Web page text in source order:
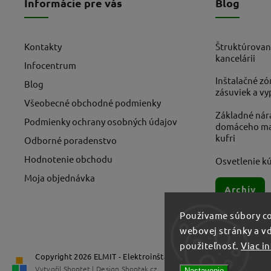
Používame súbory
webovej stránky a
použiteľnosť. Viac
Kontakty
Infocentrum
Blog
Všeobecné obchodné podmienky
Podmienky ochrany osobných údajov
Odborné poradenstvo
Hodnotenie obchodu
Moja objednávka
kancelárii
Inštalačné
zásuviek a
Základné
domáceho
kufri
Osvetlenie
Archív
Copyright 2026 ELMIT - Elektroinštalačný materiál, svietidlá
Vytvořil Shoptet | Design Shoptak.cz